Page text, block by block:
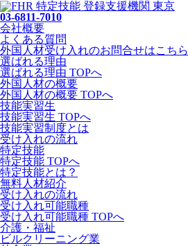
03-6811-7010
会社概要
よくある質問
外国人材受け入れのお問合せはこちら
選ばれる理由
選ばれる理由 TOPへ
外国人材の概要
外国人材の概要 TOPへ
技能実習生
技能実習生 TOPへ
技能実習制度とは
受け入れの流れ
特定技能
特定技能 TOPへ
特定技能とは？
無料人材紹介
受け入れの流れ
受け入れ可能職種
受け入れ可能職種 TOPへ
介護・福祉
ビルクリーニング業